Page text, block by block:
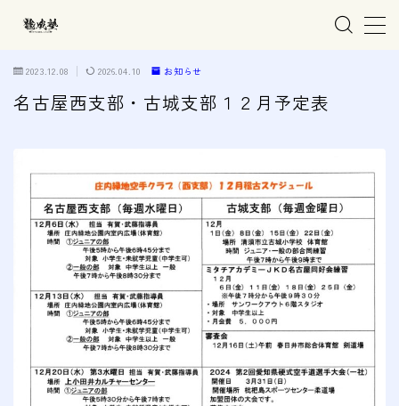
MENU
親子で学ぶ空手
練習会場
春日井市の道場
名古屋市西区の道場
清須市の道場
高蔵寺の道場
2023.12.08 2026.04.10 お知らせ
名古屋西支部・古城支部１２月予定表